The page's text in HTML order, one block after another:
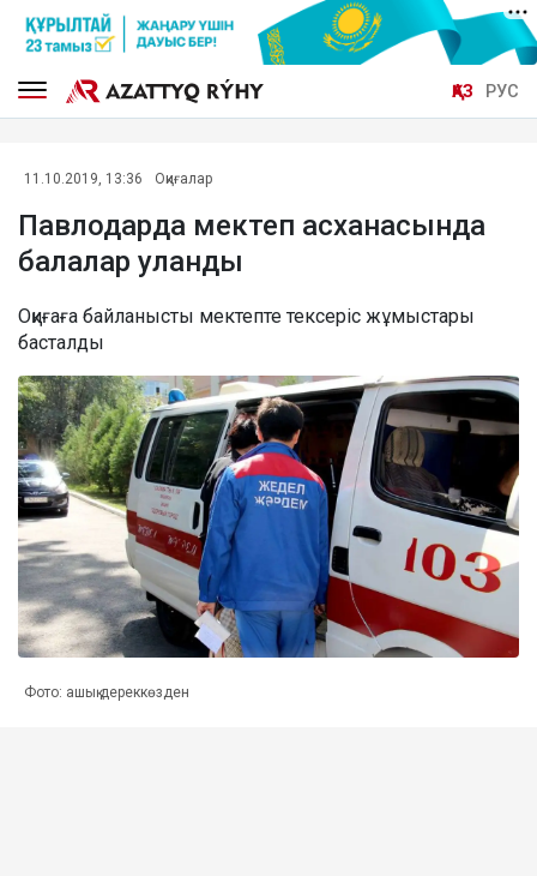
ҚАЗ РУС
11.10.2019, 13:36 Оқиғалар
Павлодарда мектеп асханасында
балалар уланды
Оқиғаға байланысты мектепте тексеріс жұмыстары
басталды
Фото: ашық дереккөзден